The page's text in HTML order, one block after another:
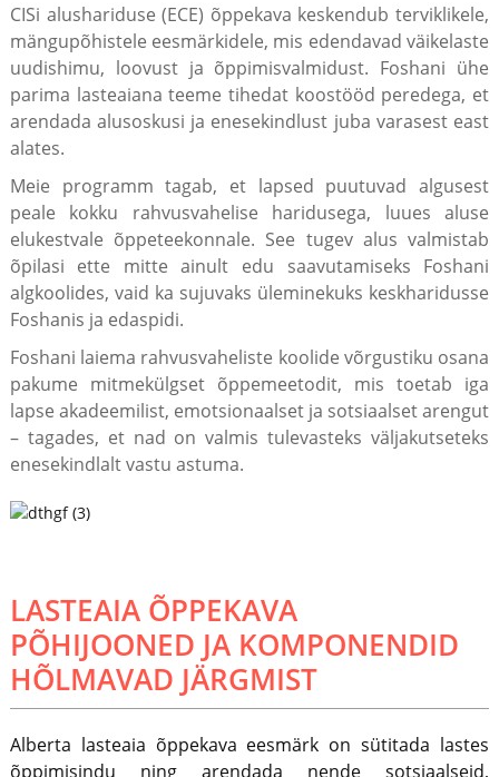
CISi alushariduse (ECE) õppekava keskendub terviklikele,
mängupõhistele eesmärkidele, mis edendavad väikelaste
uudishimu, loovust ja õppimisvalmidust. Foshani ühe
parima lasteaiana teeme tihedat koostööd peredega, et
arendada alusoskusi ja enesekindlust juba varasest east
alates.
Meie programm tagab, et lapsed puutuvad algusest
peale kokku rahvusvahelise haridusega, luues aluse
elukestvale õppeteekonnale. See tugev alus valmistab
õpilasi ette mitte ainult edu saavutamiseks Foshani
algkoolides, vaid ka sujuvaks üleminekuks keskharidusse
Foshanis ja edaspidi.
Foshani laiema rahvusvaheliste koolide võrgustiku osana
pakume mitmekülgset õppemeetodit, mis toetab iga
lapse akadeemilist, emotsionaalset ja sotsiaalset arengut
– tagades, et nad on valmis tulevasteks väljakutseteks
enesekindlalt vastu astuma.
LASTEAIA ÕPPEKAVA
PÕHIJOONED JA KOMPONENDID
HÕLMAVAD JÄRGMIST
Alberta lasteaia õppekava eesmärk on sütitada lastes
õppimisindu ning arendada nende sotsiaalseid,